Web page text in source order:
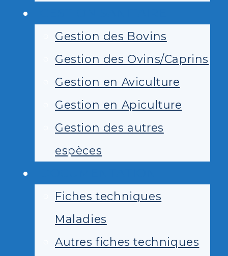
Gestion des Bovins
Gestion des Ovins/Caprins
Gestion en Aviculture
Gestion en Apiculture
Gestion des autres
espèces
Fiches techniques
Maladies
Autres fiches techniques